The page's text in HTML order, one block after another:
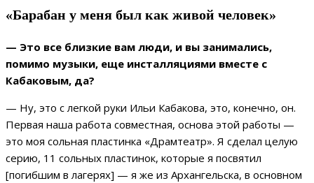
«Барабан у меня был как живой человек»
— Это все близкие вам люди, и вы занимались,
помимо музыки, еще инсталляциями вместе с
Кабаковым, да?
— Ну, это с легкой руки Ильи Кабакова, это, конечно, он.
Первая наша работа совместная, основа этой работы —
это моя сольная пластинка «Драмтеатр». Я сделал целую
серию, 11 сольных пластинок, которые я посвятил
[погибшим в лагерях] — я же из Архангельска, в основном